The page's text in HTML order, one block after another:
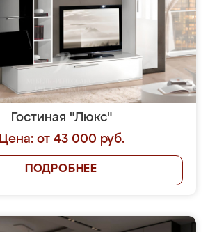
Гостиная "Люкс"
Цена: от 43 000 руб.
ПОДРОБНЕЕ